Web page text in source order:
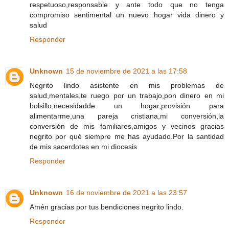
respetuoso,responsable y ante todo que no tenga
compromiso sentimental un nuevo hogar vida dinero y
salud
Responder
Unknown 15 de noviembre de 2021 a las 17:58
Negrito lindo asistente en mis problemas de
salud,mentales,te ruego por un trabajo,pon dinero en mi
bolsillo,necesidadde un hogar,provisión para
alimentarme,una pareja cristiana,mi conversión,la
conversión de mis familiares,amigos y vecinos gracias
negrito por qué siempre me has ayudado.Por la santidad
de mis sacerdotes en mi diocesis
Responder
Unknown 16 de noviembre de 2021 a las 23:57
Amén gracias por tus bendiciones negrito lindo.
Responder